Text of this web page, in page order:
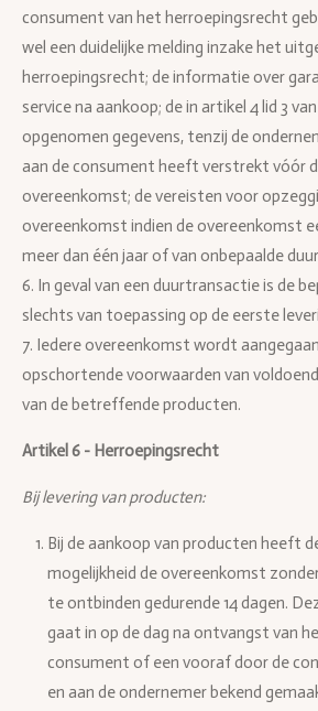
consument van het herroepingsrecht
wel een duidelijke melding inzake het
herroepingsrecht; de informatie over
service na aankoop; de in artikel 4 lid 3
opgenomen gegevens, tenzij de
aan de consument heeft verstrekt vóór
overeenkomst; de vereisten voor
overeenkomst indien de overeenkomst
meer dan één jaar of van onbepaalde
6. In geval van een duurtransactie is de
slechts van toepassing op de eerste
7. Iedere overeenkomst wordt
opschortende voorwaarden van
van de betreffende producten.
Artikel 6 - Herroepingsrecht
Bij levering van producten:
Bij de aankoop van producten heeft
mogelijkheid de overeenkomst
te ontbinden gedurende 14 dagen.
gaat in op de dag na ontvangst van
consument of een vooraf door de
en aan de ondernemer bekend